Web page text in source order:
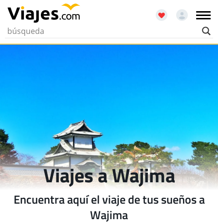
Viajes a Wajima
Encuentra aquí el viaje de tus sueños a
Wajima